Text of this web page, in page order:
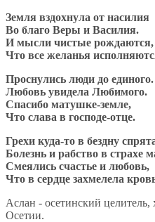
Земля вздохнула от насилия
Во благо Веры и Василия.
И мысли чистые рождаются,
Что все желанья
Проснулись люди до единого.
Любовь увидела Любимого.
Спасибо матушке-земле,
Что слава в господе-отце.
Грехи куда-то в бездну
Болезнь и рабство в страхе
Смеялись счастье и любовь,
Что в сердце захмелела
Аслан - осетинский
Осетии.